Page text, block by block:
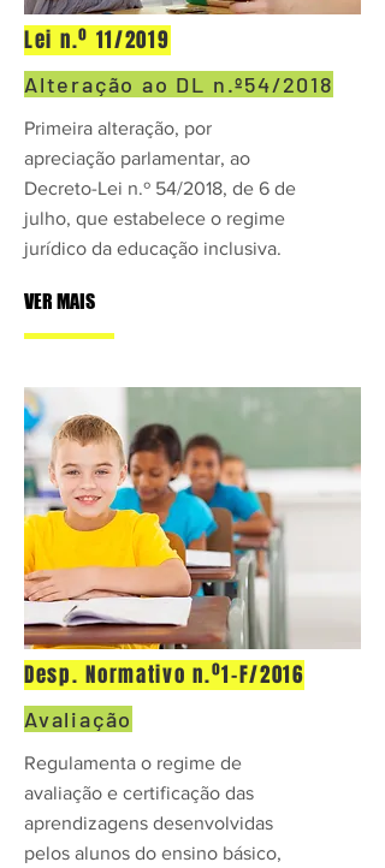
Lei n.º 11/2019
Alteração ao DL n.º54/2018
Primeira alteração, por
apreciação parlamentar, ao
Decreto-Lei n.º 54/2018, de 6 de
julho, que estabelece o regime
jurídico da educação inclusiva.
VER MAIS
Desp. Normativo n.º1-F/2016
Avaliação
Regulamenta o regime de
avaliação e certificação das
aprendizagens desenvolvidas
pelos alunos do ensino básico,